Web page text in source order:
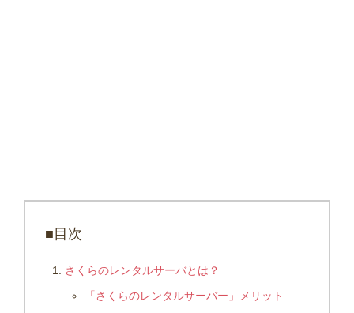
■目次
さくらのレンタルサーバとは？
「さくらのレンタルサーバー」メリット